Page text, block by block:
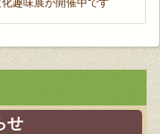
〟 (11月08日)
然あふれる大洗町。
せ